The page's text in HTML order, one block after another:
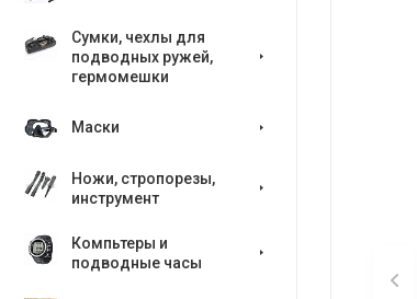
Сумки, чехлы для
подводных ружей,
гермомешки
Маски
Ножи, стропорезы,
инструмент
Компьтеры и
подводные часы